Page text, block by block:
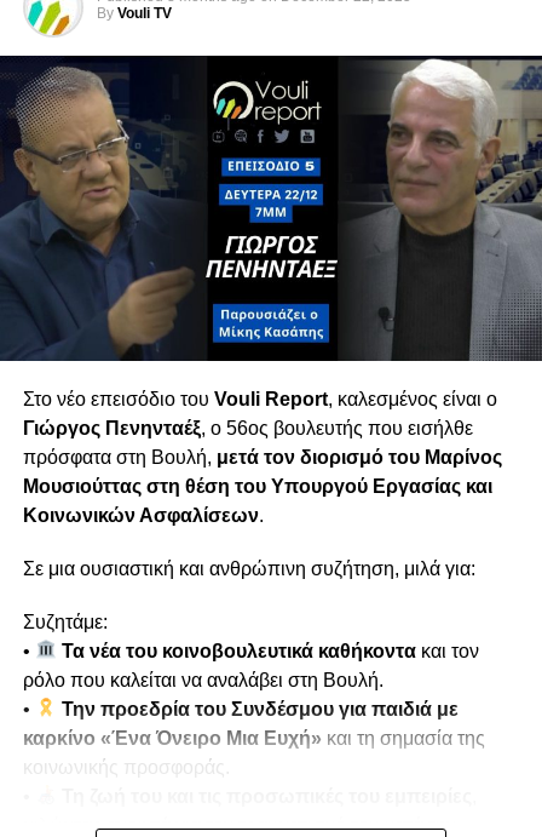
Ακρίβεια, Τράπεζες & Πολιτικό Σκηνικό
καθημερινότητας: ακρίβεια, υπερκέρδη
τραπεζών και πίεση στα νοικοκυριά. Παράλληλα,
σχολιάζεται το ρευστό πολιτικό σκηνικό λίγο
πριν τις εκλογές, με την είσοδο νέων κομμάτων
που — όπως όλα δείχνουν — θα διαμορφώσουν
τον νέο κοινοβουλευτικό χάρτη.
Τετάρτη 18/02 στις 6μμ
By Vouli TV
Στο νέο επεισόδιο του Vouli Report, καλεσμένος είναι ο
Γιώργος Πενηνταέξ, ο 56ος βουλευτής που εισήλθε
πρόσφατα στη Βουλή, μετά τον διορισμό του Μαρίνος
Μουσιούτταςστη θέση του Υπουργού Εργασίας και
Κοινωνικών Ασφαλίσεων.
Σε μια ουσιαστική και ανθρώπινη συζήτηση, μιλά για:
Συζητάμε:
•
Τα νέα του κοινοβουλευτικά καθήκοντακαι τον
ρόλο που καλείται να αναλάβει στη Βουλή.
•
Την προεδρία του Συνδέσμου για παιδιά με
καρκίνο «Ένα Όνειρο Μια Ευχή» και τη σημασία της
κοινωνικής προσφοράς.
μιλώντας ανοιχτά για τον τραυματισμό του κατά την